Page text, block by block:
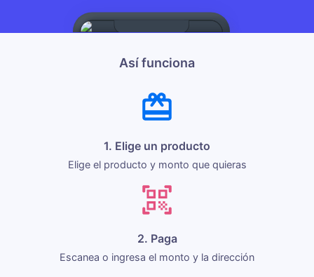
Así funciona
1. Elige un producto
Elige el producto y monto que quieras
2. Paga
Escanea o ingresa el monto y la dirección